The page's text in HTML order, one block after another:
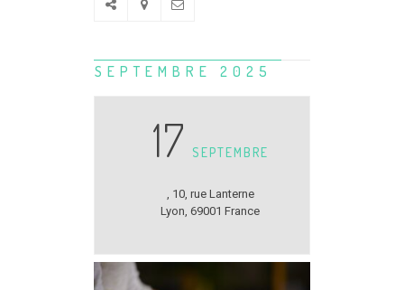
SEPTEMBRE 2025
17 SEPTEMBRE
, 10, rue Lanterne
Lyon, 69001 France